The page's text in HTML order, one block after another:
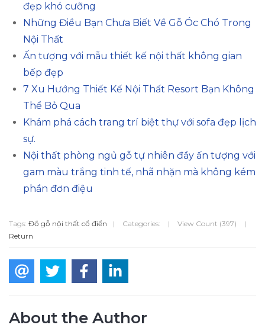
đẹp khó cưỡng
Những Điều Bạn Chưa Biết Về Gỗ Óc Chó Trong
Nội Thất
Ấn tượng với mẫu thiết kế nội thất không gian
bếp đẹp
7 Xu Hướng Thiết Kế Nội Thất Resort Bạn Không
Thể Bỏ Qua
Khám phá cách trang trí biệt thự với sofa đẹp lịch
sự.
Nội thất phòng ngủ gỗ tự nhiên đầy ấn tượng với
gam màu trắng tinh tế, nhã nhặn mà không kém
phần đơn điệu
Tags: Đồ gỗ nội thất cổ điển | Categories: | View Count (397)
|
Return
About the Author